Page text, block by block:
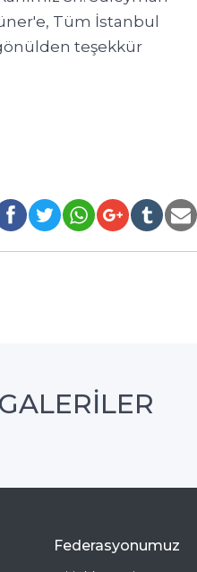
Tüm İstanbul
teşekkür
Federasyonumuz